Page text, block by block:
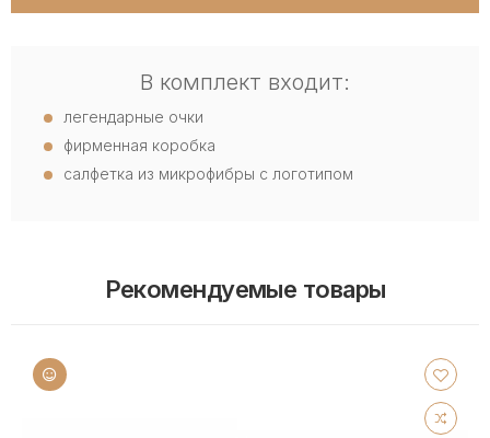
В комплект входит:
легендарные очки
фирменная коробка
салфетка из микрофибры с логотипом
Рекомендуемые товары